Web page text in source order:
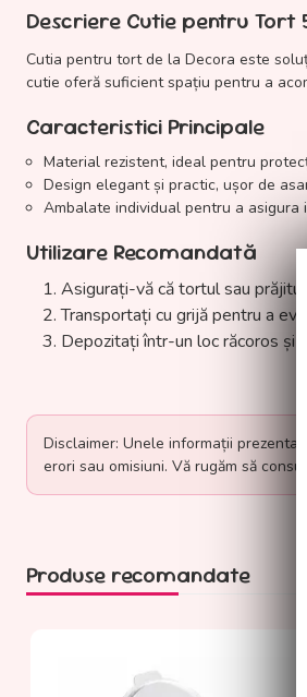
Descriere Cutie pentru Tort
Cutia pentru tort de la Decora este
cutie oferă suficient spațiu pentru a
Caracteristici Principale
Material rezistent, ideal pentru
Design elegant și practic, ușor de
Ambalate individual pentru a asigura
Utilizare Recomandată
Asigurați-vă că tortul sau
Transportați cu grijă pentru a
Depozitați într-un loc răcoros și
Disclaimer: Unele informații
erori sau omisiuni. Vă rugăm să
Produse recomandate